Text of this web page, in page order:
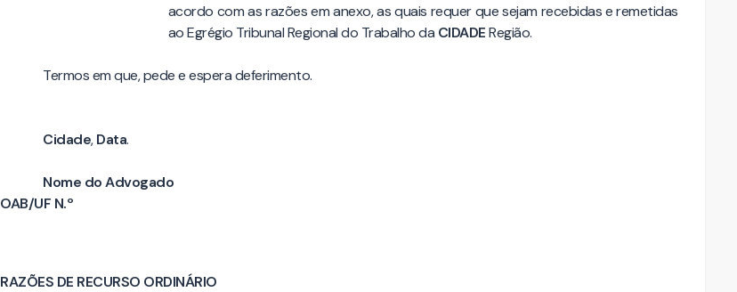
acordo com as razões em anexo, as quais requer que sejam recebidas e remetidas
ao Egrégio Tribunal Regional do Trabalho da CIDADERegião.
Termos em que, pede e espera deferimento.
Cidade,Data.
Nome do Advogado
OAB/UF N.º
RAZÕES DE RECURSO ORDINÁRIO